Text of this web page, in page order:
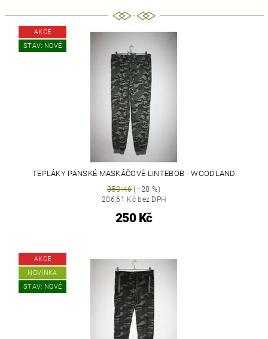
AKCE
STAV: NOVÉ
TEPLÁKY PÁNSKÉ MASKÁČOVÉ LINTEBOB - WOODLAND
350 Kč(–28 %)
206,61 Kč bez DPH
250 Kč
AKCE
NOVINKA
STAV: NOVÉ